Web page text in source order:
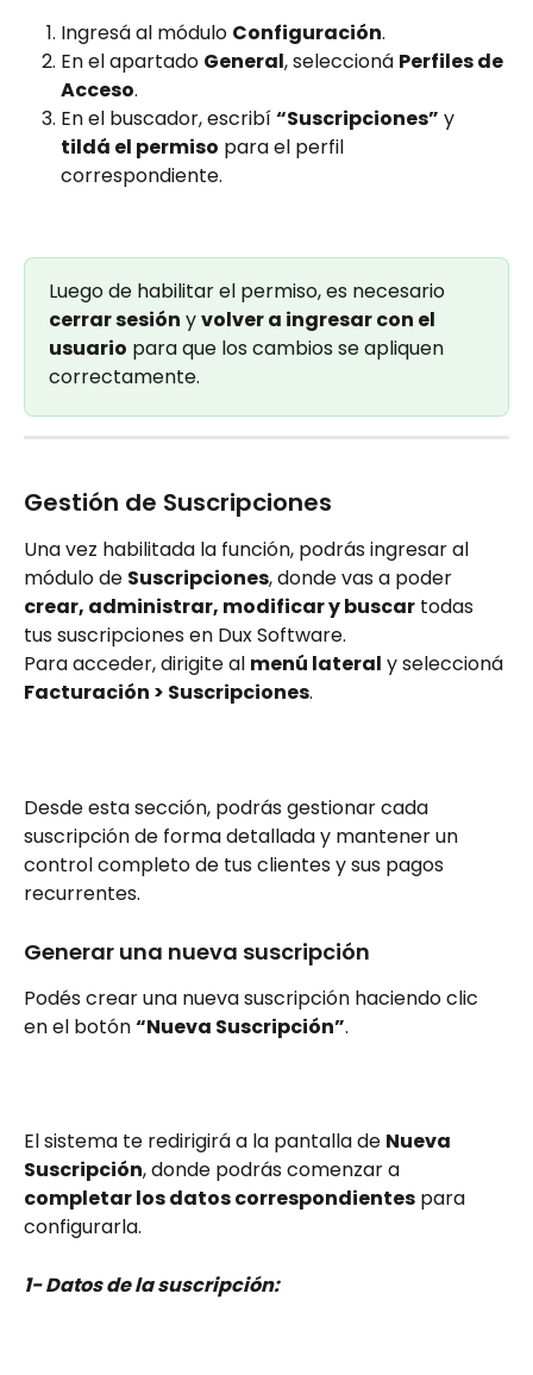
Ingresá al módulo Configuración.
En el apartado General, seleccioná Perfiles de
Acceso.
En el buscador, escribí “Suscripciones” y
tildá el permiso para el perfil
correspondiente.
Luego de habilitar el permiso, es necesario
cerrar sesión y volver a ingresar con el
usuario para que los cambios se apliquen
correctamente.
Gestión de Suscripciones
Una vez habilitada la función, podrás ingresar al
módulo de Suscripciones, donde vas a poder
crear, administrar, modificar y buscar todas
tus suscripciones en Dux Software.
Para acceder, dirigite al menú lateral y seleccioná
Facturación > Suscripciones.
Desde esta sección, podrás gestionar cada
suscripción de forma detallada y mantener un
control completo de tus clientes y sus pagos
recurrentes.
Generar una nueva suscripción
Podés crear una nueva suscripción haciendo clic
en el botón “Nueva Suscripción”.
El sistema te redirigirá a la pantalla de Nueva
Suscripción, donde podrás comenzar a
completar los datos correspondientes para
configurarla.
1- Datos de la suscripción: